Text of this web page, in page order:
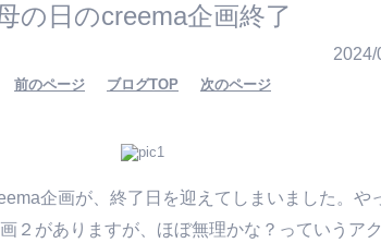
の日のcreema企画終了
2024/
前のページ ブログTOP 次のページ
企画が、終了日を迎えてしまいました。や
２がありますが、ほぼ無理かな？っていうア